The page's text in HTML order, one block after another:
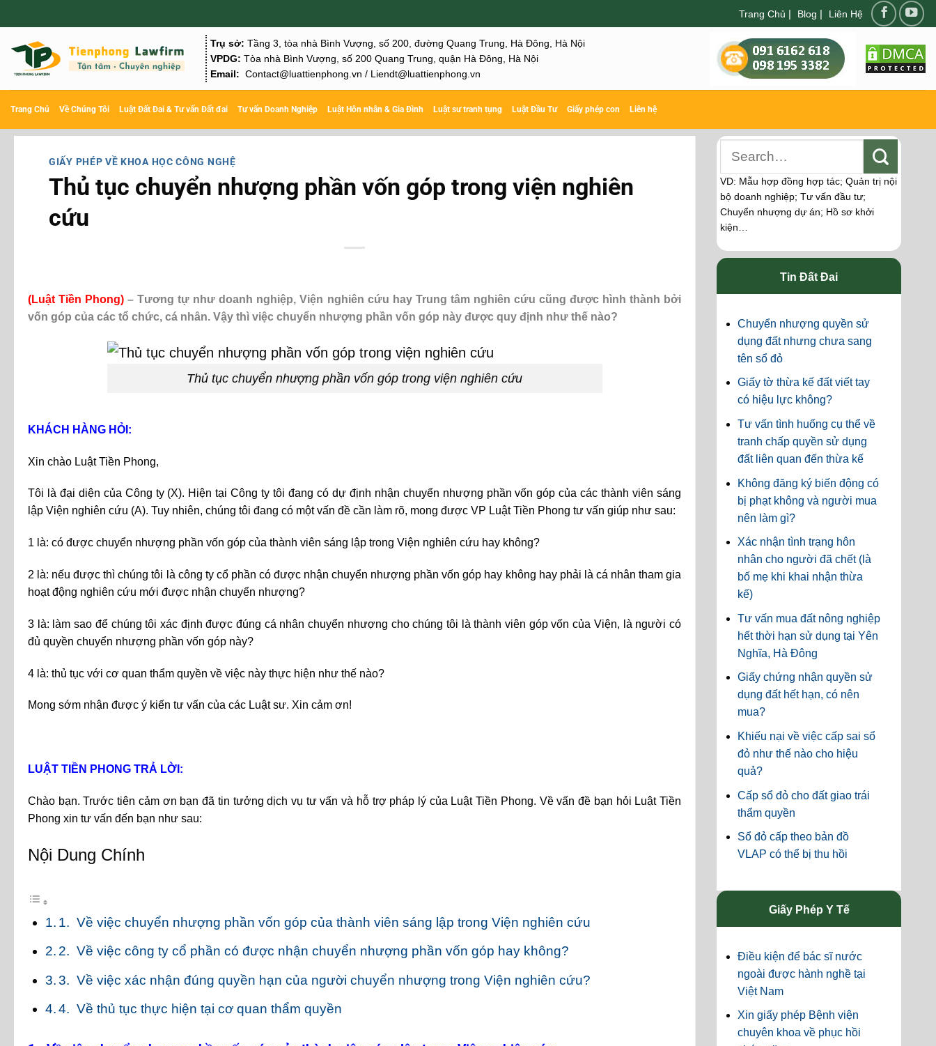
nội
dung
Trang Chủ | Blog | Liên Hệ
Trụ sở: Tầng 3, tòa nhà Bình Vượng, số 200, đường Quang Trung, Hà Đông, Hà Nội
VPDG: Tòa nhà Bình Vượng, số 200 Quang Trung, quận Hà Đông, Hà Nội
Email: Contact@luattienphong.vn / Liendt@luattienphong.vn
Trang Chủ Về Chúng Tôi Luật Đất Đai & Tư vấn Đất đai Tư vấn Doanh Nghiệp Luật Hôn nhân & Gia Đình Luật sư tranh tụng Luật Đầu Tư Giấy phép con Liên hệ
GIẤY PHÉP VỀ KHOA HỌC CÔNG NGHỆ
Thủ tục chuyển nhượng phần vốn góp trong viện nghiên
cứu
(Luật Tiền Phong) – Tương tự như doanh nghiệp, Viện nghiên cứu hay Trung tâm nghiên cứu cũng được hình thành bởi
vốn góp của các tổ chức, cá nhân. Vậy thì việc chuyển nhượng phần vốn góp này được quy định như thế nào?
Thủ tục chuyển nhượng phần vốn góp trong viện nghiên cứu
KHÁCH HÀNG HỎI:
Xin chào Luật Tiền Phong,
Tôi là đại diện của Công ty (X). Hiện tại Công ty tôi đang có dự định nhận chuyển nhượng phần vốn góp của các thành viên sáng
lập Viện nghiên cứu (A). Tuy nhiên, chúng tôi đang có một vấn đề cần làm rõ, mong được VP Luật Tiền Phong tư vấn giúp như sau:
1 là: có được chuyển nhượng phần vốn góp của thành viên sáng lập trong Viện nghiên cứu hay không?
2 là: nếu được thì chúng tôi là công ty cổ phần có được nhận chuyển nhượng phần vốn góp hay không hay phải là cá nhân tham gia
hoạt động nghiên cứu mới được nhận chuyển nhượng?
3 là: làm sao để chúng tôi xác định được đúng cá nhân chuyển nhượng cho chúng tôi là thành viên góp vốn của Viện, là người có
đủ quyền chuyển nhượng phần vốn góp này?
4 là: thủ tục với cơ quan thẩm quyền về việc này thực hiện như thế nào?
Mong sớm nhận được ý kiến tư vấn của các Luật sư. Xin cảm ơn!
LUẬT TIỀN PHONG TRẢ LỜI:
Chào bạn. Trước tiên cảm ơn bạn đã tin tưởng dịch vụ tư vấn và hỗ trợ pháp lý của Luật Tiền Phong. Về vấn đề bạn hỏi Luật Tiền
Phong xin tư vấn đến bạn như sau:
Nội Dung Chính
1. Về việc chuyển nhượng phần vốn góp của thành viên sáng lập trong Viện nghiên cứu
2. Về việc công ty cổ phần có được nhận chuyển nhượng phần vốn góp hay không?
3. Về việc xác nhận đúng quyền hạn của người chuyển nhượng trong Viện nghiên cứu?
4. Về thủ tục thực hiện tại cơ quan thẩm quyền
VD: Mẫu hợp đồng hợp tác; Quản trị nội
bộ doanh nghiệp; Tư vấn đầu tư;
Chuyển nhượng dự án; Hồ sơ khởi
kiện…
Tin Đất Đai
Chuyển nhượng quyền sử
dụng đất nhưng chưa sang
tên sổ đỏ
Giấy tờ thừa kế đất viết tay
có hiệu lực không?
Tư vấn tình huống cụ thể về
tranh chấp quyền sử dụng
đất liên quan đến thừa kế
Không đăng ký biến động có
bị phạt không và người mua
nên làm gì?
Xác nhận tình trạng hôn
nhân cho người đã chết (là
bố mẹ khi khai nhận thừa
kế)
Tư vấn mua đất nông nghiệp
hết thời hạn sử dụng tại Yên
Nghĩa, Hà Đông
Giấy chứng nhận quyền sử
dụng đất hết hạn, có nên
mua?
Khiếu nại về việc cấp sai sổ
đỏ như thế nào cho hiệu
quả?
Cấp sổ đỏ cho đất giao trái
thẩm quyền
Sổ đỏ cấp theo bản đồ
VLAP có thể bị thu hồi
Giấy Phép Y Tế
Điều kiện để bác sĩ nước
ngoài được hành nghề tại
Việt Nam
Xin giấy phép Bệnh viện
chuyên khoa về phục hồi